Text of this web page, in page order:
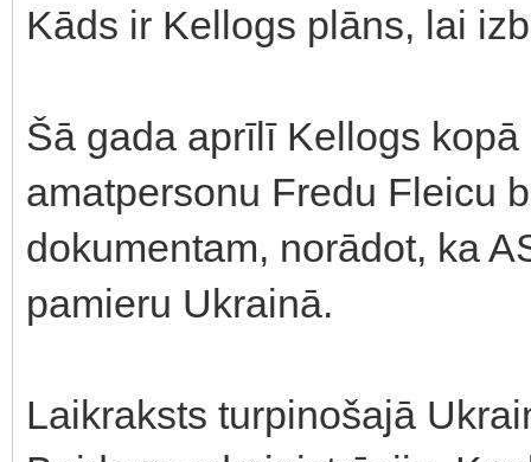
Kāds ir Kellogs plāns, lai
Šā gada aprīlī Kellogs
amatpersonu Fredu Fleicu
dokumentam, norādot, ka
pamieru Ukrainā.
Laikraksts turpinošajā